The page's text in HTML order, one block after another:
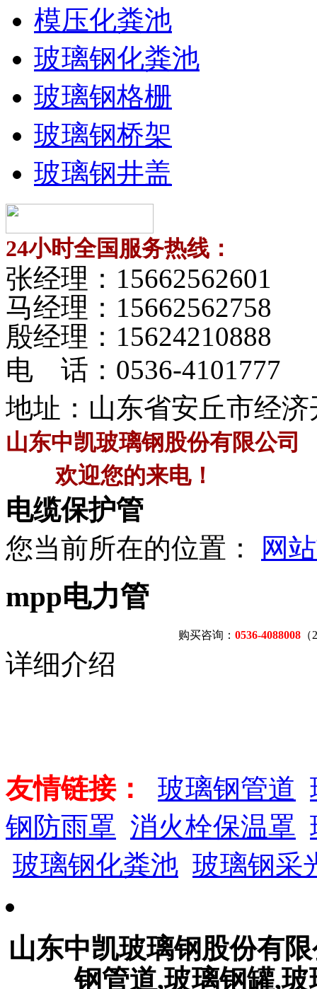
模压化粪池
玻璃钢化粪池
玻璃钢格栅
玻璃钢桥架
玻璃钢井盖
24小时全国服务热线：
张经理： 15662562601
马经理： 15662562758
殷经理： 15624210888
电 话： 0536-4101777
地址：山东省安丘市经济
山东中凯玻璃钢股份有限公司
欢迎您的来电！
电缆保护管
您当前所在的位置：
网
mpp电力管
购买咨询： 0536-4088008
详细介绍
友情链接： 玻璃钢管道
钢防雨罩 消火栓保温罩
玻璃钢化粪池 玻璃钢采
山东中凯玻璃钢股份有
钢管道,玻璃钢罐,